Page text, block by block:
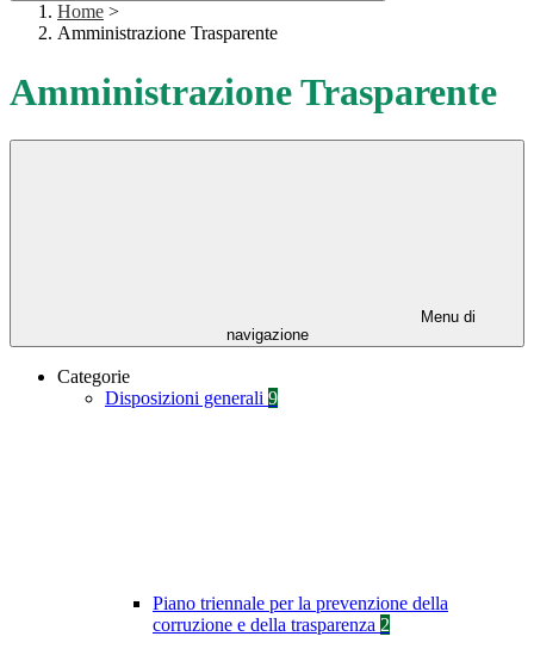
Home >
Amministrazione Trasparente
Amministrazione Trasparente
Menu di
navigazione
Categorie
Disposizioni generali 9
Piano triennale per la prevenzione della
corruzione e della trasparenza 2